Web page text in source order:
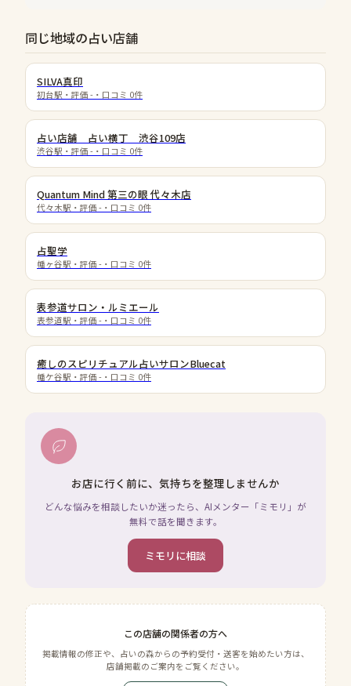
同じ地域の占い店舗
SILVA真印
初台駅 ・評価 - ・口コミ 0件
占い店舗 占い横丁 渋谷109店
渋谷駅 ・評価 - ・口コミ 0件
Quantum Mind 第三の眼 代々木店
代々木駅 ・評価 - ・口コミ 0件
占聖学
幡ヶ谷駅 ・評価 - ・口コミ 0件
表参道サロン・ルミエール
表参道駅 ・評価 - ・口コミ 0件
癒しのスピリチュアル占いサロンBluecat
幡ケ谷駅 ・評価 - ・口コミ 0件
お店に行く前に、気持ちを整理しませんか
どんな悩みを相談したいか迷ったら、AIメンター「ミモリ」が
無料で話を聞きます。
ミモリに相談
この店舗の関係者の方へ
掲載情報の修正や、占いの森からの予約受付・送客を始めたい方は、
店舗掲載のご案内をご覧ください。